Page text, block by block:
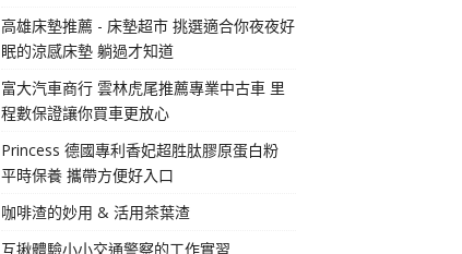
高雄床墊推薦 - 床墊超市 挑選適合你夜夜好
眠的涼感床墊 躺過才知道
富大汽車商行 雲林虎尾推薦專業中古車 里
程數保證讓你買車更放心
Princess 德國專利香妃超胜肽膠原蛋白粉
平時保養 攜帶方便好入口
咖啡渣的妙用 & 活用茶葉渣
互揪體驗小小交通警察的工作實習